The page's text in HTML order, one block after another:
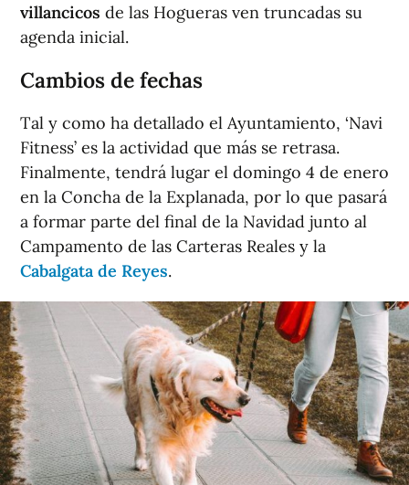
villancicos de las Hogueras ven truncadas su
agenda inicial.
Cambios de fechas
Tal y como ha detallado el Ayuntamiento, ‘Navi
Fitness’ es la actividad que más se retrasa.
Finalmente, tendrá lugar el domingo 4 de enero
en la Concha de la Explanada, por lo que pasará
a formar parte del final de la Navidad junto al
Campamento de las Carteras Reales y la
Cabalgata de Reyes.